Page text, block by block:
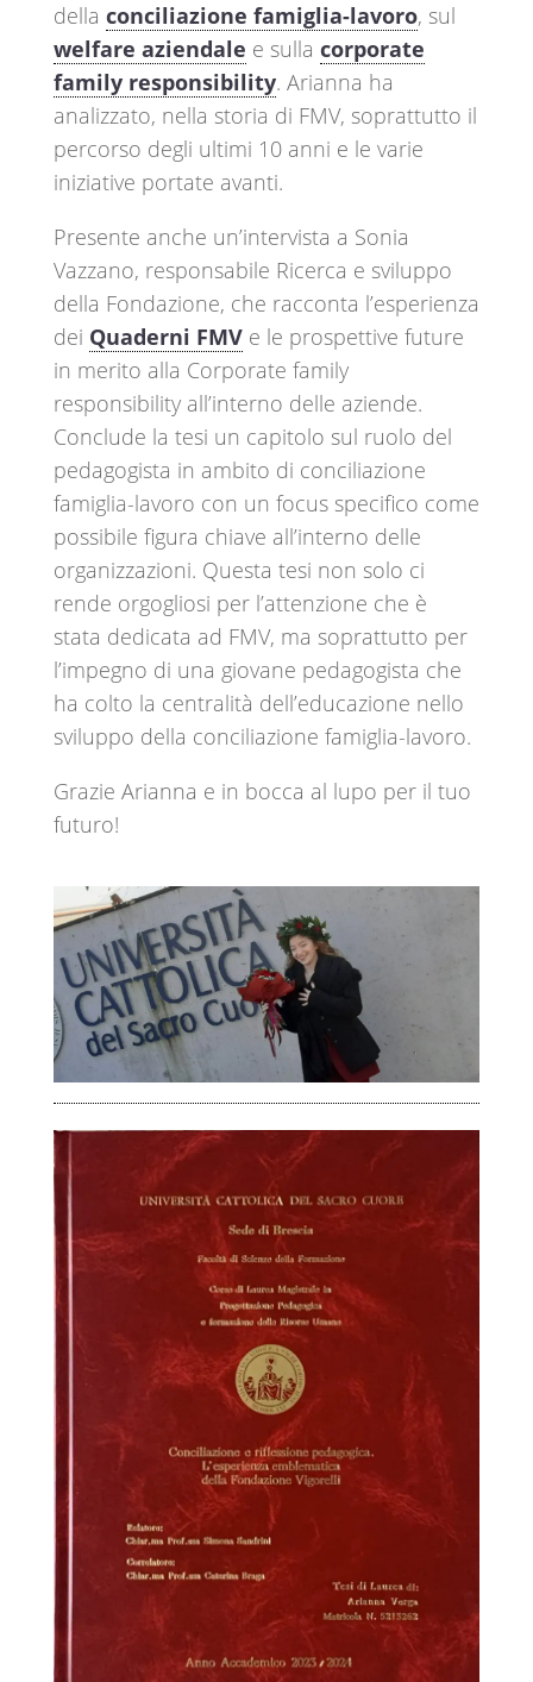
della conciliazione famiglia-lavoro, sul
welfare aziendale e sulla corporate
family responsibility. Arianna ha
analizzato, nella storia di FMV, soprattutto il
percorso degli ultimi 10 anni e le varie
iniziative portate avanti.
Presente anche un’intervista a Sonia
Vazzano, responsabile Ricerca e sviluppo
della Fondazione, che racconta l’esperienza
dei Quaderni FMVe le prospettive future
in merito alla Corporate family
responsibility all’interno delle aziende.
Conclude la tesi un capitolo sul ruolo del
pedagogista in ambito di conciliazione
famiglia-lavoro con un focus specifico come
possibile figura chiave all’interno delle
organizzazioni. Questa tesi non solo ci
rende orgogliosi per l’attenzione che è
stata dedicata ad FMV, ma soprattutto per
l’impegno di una giovane pedagogista che
ha colto la centralità dell’educazione nello
sviluppo della conciliazione famiglia-lavoro.
Grazie Arianna e in bocca al lupo per il tuo
futuro!